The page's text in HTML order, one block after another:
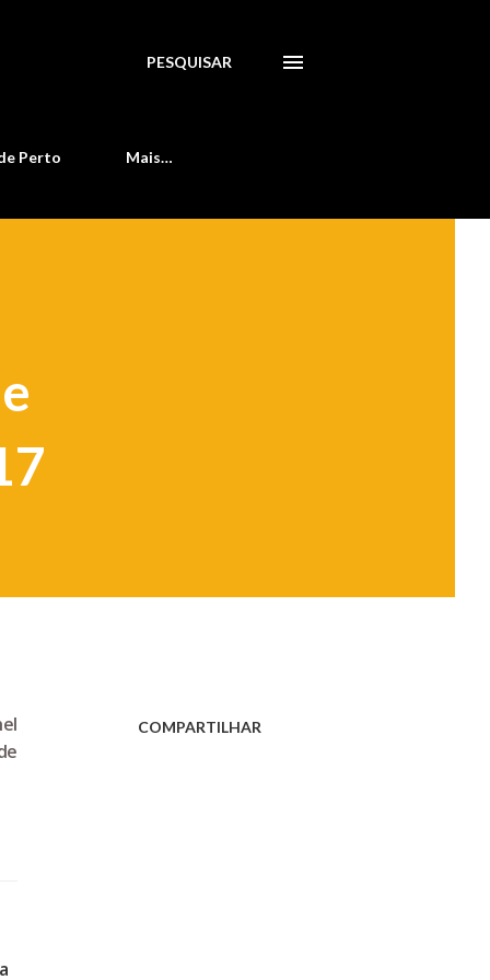
PESQUISAR
Perto Mais…
COMPARTILHAR